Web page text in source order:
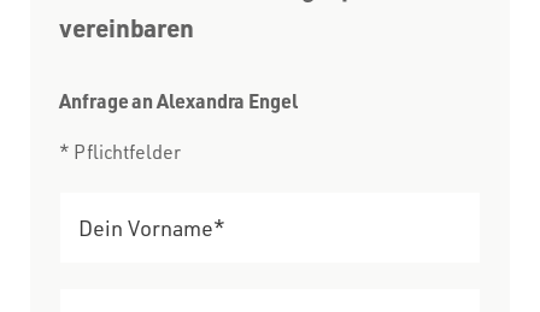
vereinbaren
Anfrage an Alexandra Engel
* Pflichtfelder